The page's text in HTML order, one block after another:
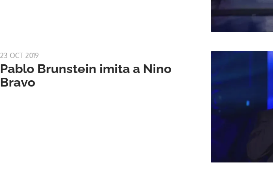
23 OCT 2019
Pablo Brunstein imita a Nino
Bravo